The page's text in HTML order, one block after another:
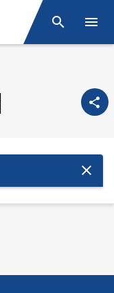
Otsing
Sulge